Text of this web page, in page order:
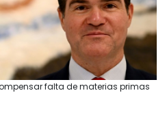
falta de materias primas